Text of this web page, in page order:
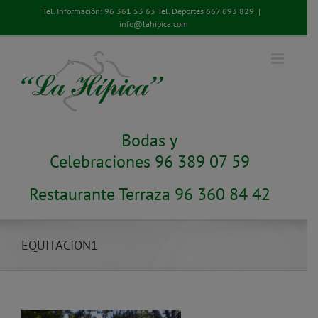
contenido
Tel. Información: 96 361 53 63 Tel. Deportes 667 693 829 |
info@lahipica.com
Bodas y
Celebraciones 96 389 07 59
Restaurante Terraza 96 360 84 42
EQUITACION1